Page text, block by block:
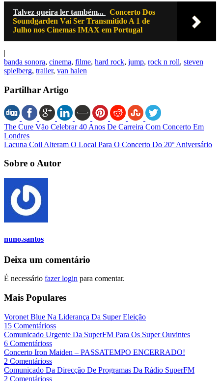
Talvez queira ler também...
Concerto Dos
Soundgarden Vai Ser Transmitido A 1 de
Julho nos Cinemas IMAX em Portugal
|
banda sonora, cinema, filme, hard rock, jump, rock n roll, steven
spielberg, trailer, van halen
Partilhar Artigo
The Cure Vão Celebrar 40 Anos De Carreira Com Concerto Em
Londres
Lacuna Coil Alteram O Local Para O Concerto Do 20º Aniversário
Sobre o Autor
nuno.santos
Deixa um comentário
É necessário fazer login para comentar.
Mais Populares
Voronet Blue Na Liderança Da Super Eleição
15 Comentárioss
Comunicado Urgente Da SuperFM Para Os Super Ouvintes
6 Comentárioss
Concerto Iron Maiden – PASSATEMPO ENCERRADO!
2 Comentárioss
Comunicado Da Direcção De Programas Da Rádio SuperFM
2 Comentárioss